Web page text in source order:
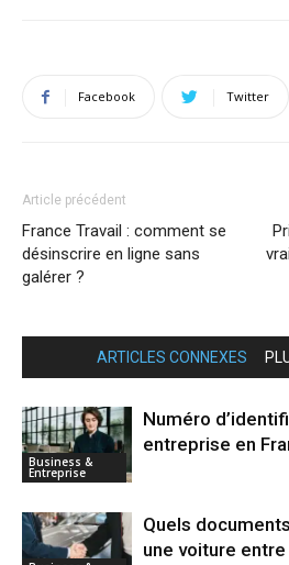
Facebook Twitter
Article précédent
France Travail : comment se
désinscrire en ligne sans
galérer ?
ARTICLES CONNEXES
Business &
Entreprise
Numéro
entreprise en
Quels
une voiture